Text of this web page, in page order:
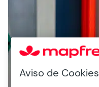
Aviso de Cookies